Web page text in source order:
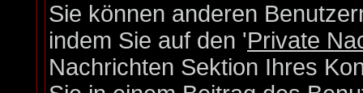
Sie können anderen
indem Sie auf den 'Private
Nachrichten Sektion Ihres